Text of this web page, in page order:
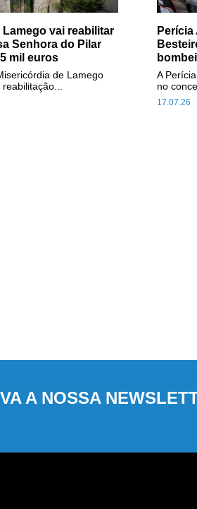
Lamego vai reabilitar
Senhora do Pilar
mil euros
de Lamego
17.07.26
A
no
A NOSSA